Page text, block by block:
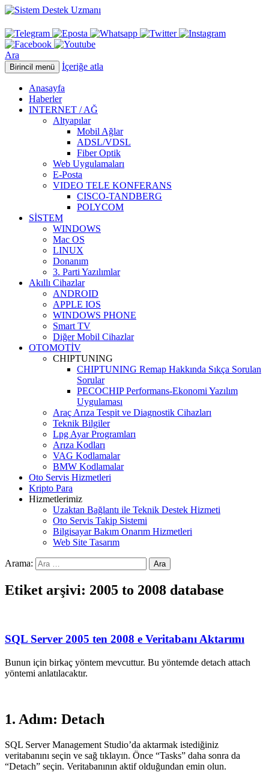
Ara
Birincil menü İçeriğe atla
Anasayfa
Haberler
INTERNET / AĞ
Altyapılar
Mobil Ağlar
ADSL/VDSL
Fiber Optik
Web Uygulamaları
E-Posta
VIDEO TELE KONFERANS
CISCO-TANDBERG
POLYCOM
SİSTEM
WINDOWS
Mac OS
LINUX
Donanım
3. Parti Yazılımlar
Akıllı Cihazlar
ANDROID
APPLE IOS
WINDOWS PHONE
Smart TV
Diğer Mobil Cihazlar
OTOMOTİV
CHIPTUNING
CHIPTUNING Remap Hakkında Sıkça Sorulan
Sorular
PECOCHIP Performans-Ekonomi Yazılım
Uygulaması
Araç Arıza Tespit ve Diagnostik Cihazları
Teknik Bilgiler
Lpg Ayar Programları
Arıza Kodları
VAG Kodlamalar
BMW Kodlamalar
Oto Servis Hizmetleri
Kripto Para
Hizmetlerimiz
Uzaktan Bağlantı ile Teknik Destek Hizmeti
Oto Servis Takip Sistemi
Bilgisayar Bakım Onarım Hizmetleri
Web Site Tasarım
Arama:
Etiket arşivi: 2005 to 2008 database
SQL Server 2005 ten 2008 e Veritabanı Aktarımı
Bunun için birkaç yöntem mevcuttur. Bu yöntemde detach attach
yöntemi anlatılacaktır.
1. Adım: Detach
SQL Server Management Studio’da aktarmak istediğiniz
veritabanını seçin ve sağ tıklayın. Önce “Tasks” daha sonra da
“Detach” seçin. Veritabanının aktif olduğundan emin olun.